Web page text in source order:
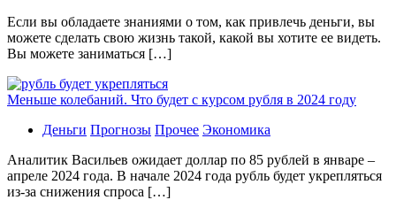
Если вы обладаете знаниями о том, как привлечь деньги, вы
можете сделать свою жизнь такой, какой вы хотите ее видеть.
Вы можете заниматься […]
Меньше колебаний. Что будет с курсом рубля в 2024 году
Деньги Прогнозы Прочее Экономика
Аналитик Васильев ожидает доллар по 85 рублей в январе –
апреле 2024 года. В начале 2024 года рубль будет укрепляться
из-за снижения спроса […]